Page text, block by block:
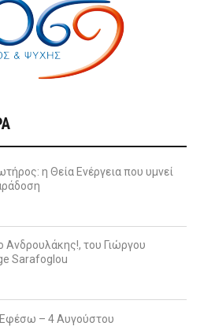
η Θεία Ενέργεια που υμνεί
Ανδρουλάκης!, του Γιώργου
Sarafoglou
Εφέσω – 4 Αυγούστου